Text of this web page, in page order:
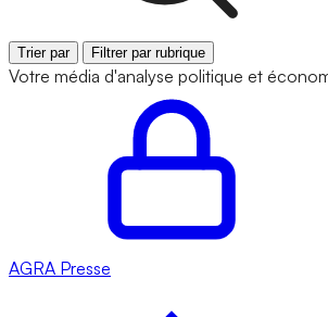
Trier par Filtrer par rubrique
Votre média d'analyse politique et
AGRA Presse